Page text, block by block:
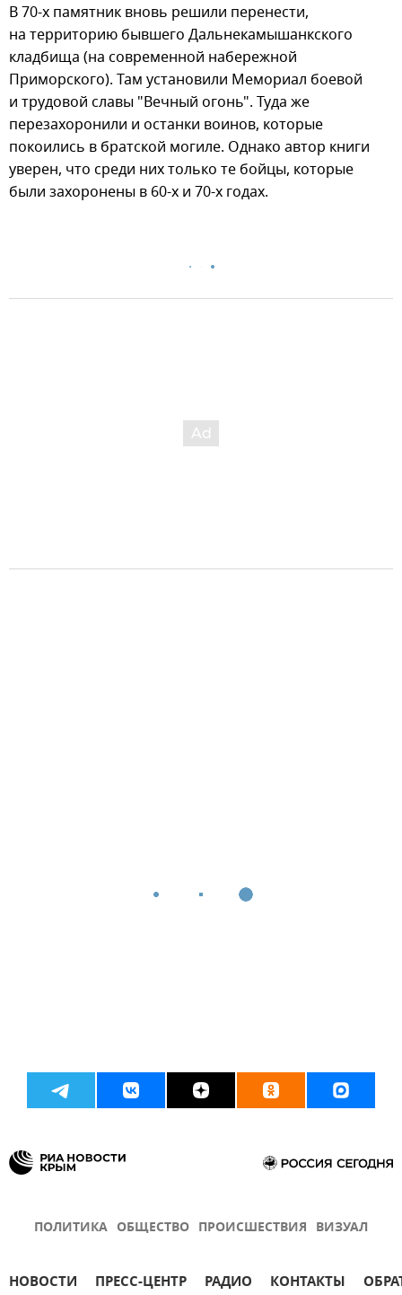
В 70-х памятник вновь решили перенести,
на территорию бывшего Дальнекамышанкского
кладбища (на современной набережной
Приморского). Там установили Мемориал боевой
и трудовой славы "Вечный огонь". Туда же
перезахоронили и останки воинов, которые
покоились в братской могиле. Однако автор книги
уверен, что среди них только те бойцы, которые
были захоронены в 60-х и 70-х годах.
ПОЛИТИКА ОБЩЕСТВО ПРОИСШЕСТВИЯ ВИЗУАЛ
НОВОСТИ ПРЕСС-ЦЕНТР РАДИО КОНТАКТЫ